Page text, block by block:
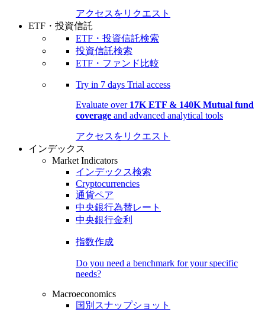
アクセスをリクエスト
ETF・投資信託
ETF・投資信託検索
投資信託検索
ETF・ファンド比較
Try in 7 days Trial access
Evaluate over 17K ETF & 140K Mutual fund
coverage and advanced analytical tools
アクセスをリクエスト
インデックス
Market Indicators
インデックス検索
Cryptocurrencies
通貨ペア
中央銀行為替レート
中央銀行金利
指数作成
Do you need a benchmark for your specific
needs?
Macroeconomics
国別スナップショット